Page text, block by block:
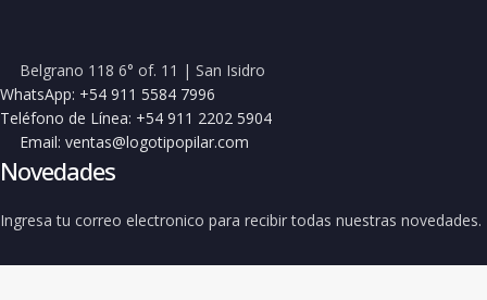
Belgrano 118 6° of. 11 | San Isidro
WhatsApp: +54 911 5584 7996
Teléfono de Línea: +54 911 2202 5904
Email: ventas@logotipopilar.com
Novedades
Ingresa tu correo electronico para recibir todas nuestras novedades.